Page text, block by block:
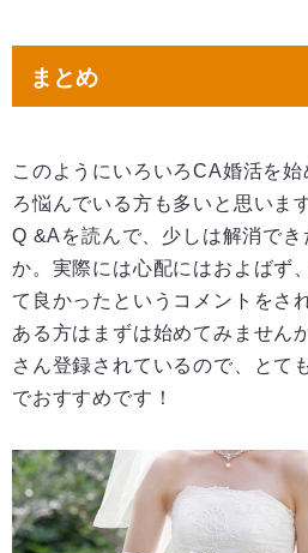
まとめ
このようにいろいろCA婚活を
ろ悩んでいる方も多いと思いま
Q &Aを読んで、少しは解消でき
か。実際には心配にはおよばず
て良かったというコメントをさ
ある方はまずは始めてみません
さん登録されているので、とて
でおすすめです！